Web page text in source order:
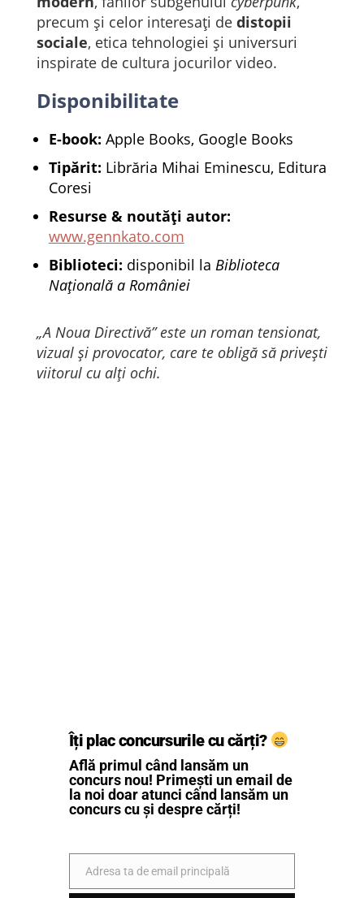
precum și celor interesați de distopii
sociale, etica tehnologiei și universuri
inspirate de cultura jocurilor video.
Disponibilitate
E-book: Apple Books, Google Books
Tipărit: Librăria Mihai Eminescu, Editura
Coresi
Resurse & noutăți autor:
www.gennkato.com
Biblioteci: disponibil la Biblioteca
Națională a României
„A Noua Directivă” este un roman tensionat,
vizual și provocator, care te obligă să privești
viitorul cu alți ochi.
Îți plac concursurile cu cărți?
Află primul când lansăm un
concurs nou! Primești un email de
la noi doar atunci când lansăm un
concurs cu și despre cărți!
Email
Adresa ta de email principală